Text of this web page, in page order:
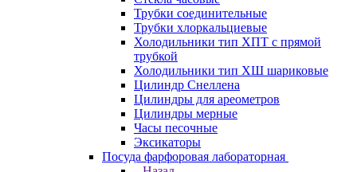
Трубки соединительные
Трубки хлоркальциевые
Холодильники тип ХПТ с прямой
трубкой
Холодильники тип ХШ шариковые
Цилиндр Снеллена
Цилиндры для ареометров
Цилиндры мерные
Часы песочные
Эксикаторы
Посуда фарфоровая лабораторная